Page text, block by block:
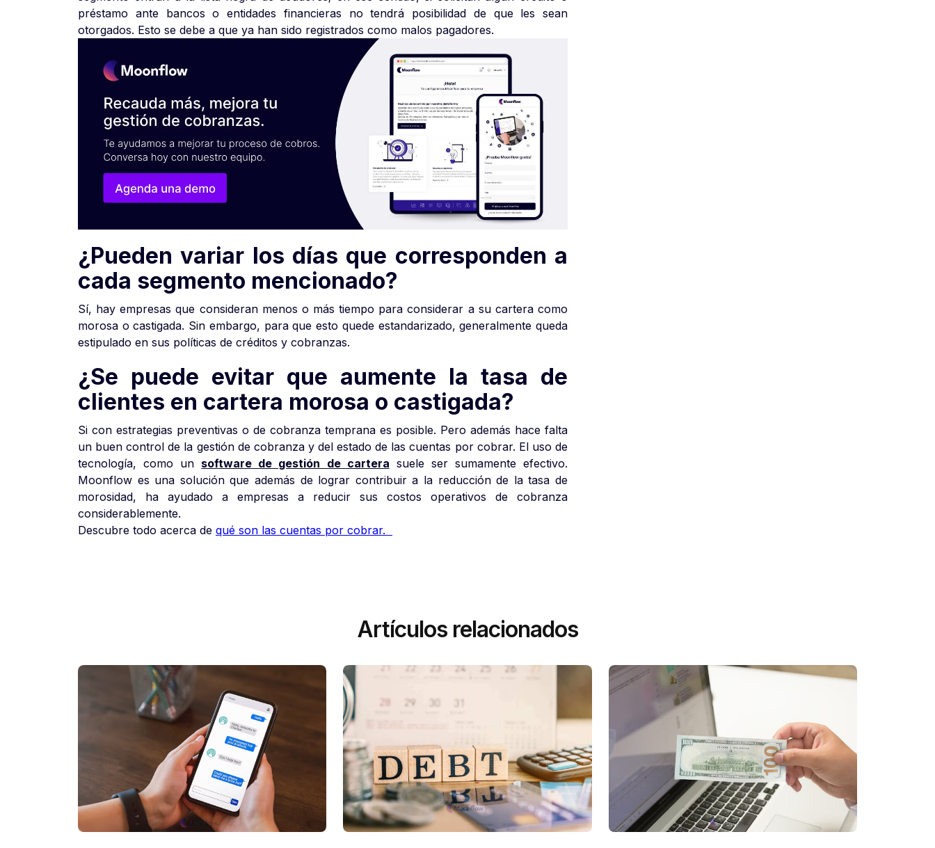
préstamo ante bancos o entidades financieras no tendrá posibilidad de que les sean
otorgados. Esto se debe a que ya han sido registrados como malos pagadores.
¿Pueden variar los días que corresponden a
cada segmento mencionado?
Sí, hay empresas que consideran menos o más tiempo para considerar a su cartera como
morosa o castigada. Sin embargo, para que esto quede estandarizado, generalmente queda
estipulado en sus políticas de créditos y cobranzas.
¿Se puede evitar que aumente la tasa de
clientes en cartera morosa o castigada?
Si con estrategias preventivas o de cobranza temprana es posible. Pero además hace falta
un buen control de la gestión de cobranza y del estado de las cuentas por cobrar. El uso de
tecnología, como un software de gestión de cartera suele ser sumamente efectivo.
Moonflow es una solución que además de lograr contribuir a la reducción de la tasa de
morosidad, ha ayudado a empresas a reducir sus costos operativos de cobranza
considerablemente.
Descubre todo acerca de qué son las cuentas por cobrar.
Artículos relacionados